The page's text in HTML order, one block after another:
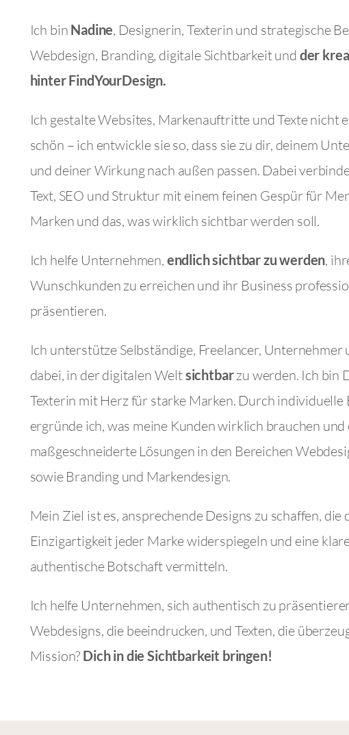
Ich bin Nadine , Designerin, Texterin und strategische
Webdesign, Branding, digitale Sichtbarkeitund der
hinter FindYourDesign.
Ich gestalte Websites, Markenauftritte und Texte nicht
schön – ich entwickle sie so, dass sie zu dir, deinem
und deiner Wirkung nach außen passen. Dabei
Text, SEO und Struktur mit einem feinen Gespür für
Marken und das, was wirklich sichtbar werden soll.
Ich helfe Unternehmen, endlich sichtbar zu werden ,
Wunschkunden zu erreichen und ihr Business
präsentieren.
Ich unterstütze Selbständige, Freelancer, Unternehmer
dabei, in der digitalen Weltsichtbarzu werden. Ich bin
Texterin mit Herz für starke Marken Durch individuelle
ergründe ich, was meine Kunden wirklich brauchen
maßgeschneiderte Lösungen in den Bereichen
sowie Branding und Markendesign.
Mein Ziel ist es, ansprechende Designs zu schaffen, die
Einzigartigkeit jeder Marke widerspiegeln und eine
authentische Botschaft vermitteln.
Ich helfe Unternehmen, sich authentisch zu
Webdesigns, die beeindrucken, und Texten, die
Mission? Dich in die Sichtbarkeit bringen!